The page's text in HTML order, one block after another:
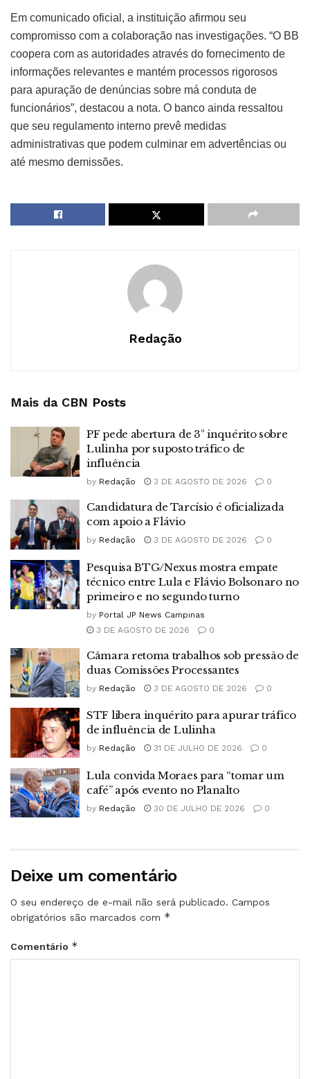
Em comunicado oficial, a instituição afirmou seu
compromisso com a colaboração nas investigações. “O BB
coopera com as autoridades através do fornecimento de
informações relevantes e mantém processos rigorosos
para apuração de denúncias sobre má conduta de
funcionários”, destacou a nota. O banco ainda ressaltou
que seu regulamento interno prevê medidas
administrativas que podem culminar em advertências ou
até mesmo demissões.
Redação
Mais da CBN Posts
PF pede abertura de 3º inquérito sobre
Lulinha por suposto tráfico de
influência
by Redação 3 DE AGOSTO DE 2026 0
Candidatura de Tarcísio é oficializada
com apoio a Flávio
by Redação 3 DE AGOSTO DE 2026 0
Pesquisa BTG/Nexus mostra empate
técnico entre Lula e Flávio Bolsonaro no
primeiro e no segundo turno
by Portal JP News Campinas
3 DE AGOSTO DE 2026
0
Câmara retoma trabalhos sob pressão de
duas Comissões Processantes
by Redação 3 DE AGOSTO DE 2026 0
STF libera inquérito para apurar tráfico
de influência de Lulinha
by Redação 31 DE JULHO DE 2026 0
Lula convida Moraes para “tomar um
café” após evento no Planalto
by Redação 30 DE JULHO DE 2026 0
Deixe um comentário
O seu endereço de e-mail não será publicado. Campos
obrigatórios são marcados com *
Comentário *